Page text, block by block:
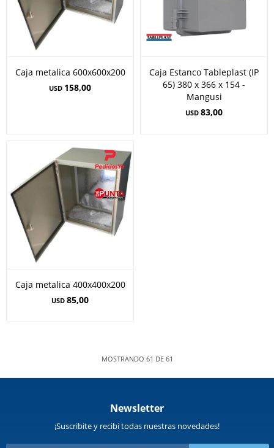
Caja metalica 600x600x200
USD 158,00
Caja Estanco Tableplast (IP
65) 380 x 366 x 154 -
Mangusi
USD 83,00
Caja metalica 400x400x200
USD 85,00
MOSTRANDO 61 DE 61
Newsletter
¡Suscribite y recibí todas nuestras novedades!